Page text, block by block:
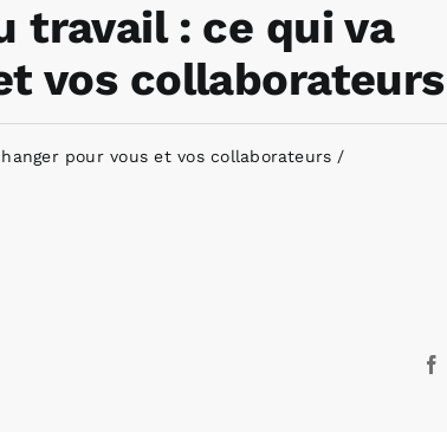
travail : ce qui va
vos collaborateurs
pour vous et vos collaborateurs